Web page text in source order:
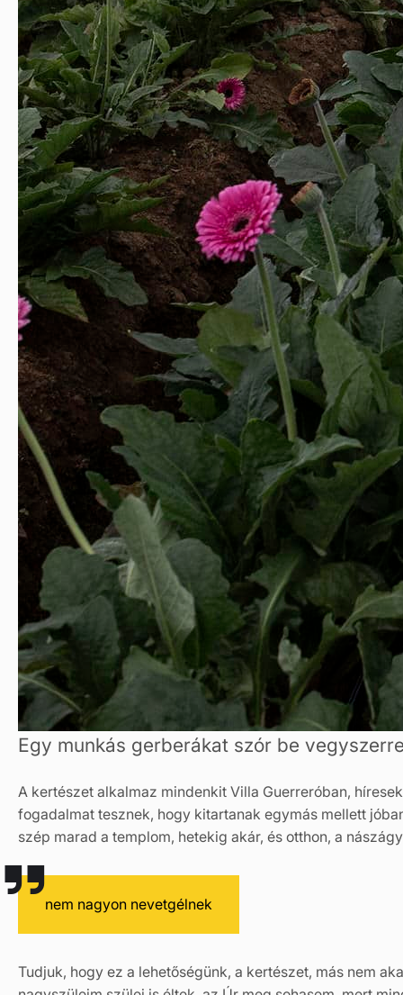
Egy munkás gerberákat szór be
A kertészet alkalmaz mindenkit Villa Guerreróban,
fogadalmat tesznek, hogy kitartanak egymás mellett
szép marad a templom, hetekig akár, és otthon, a
nem nagyon nevetgélnek
Tudjuk, hogy ez a lehetőségünk, a kertészet, más nem